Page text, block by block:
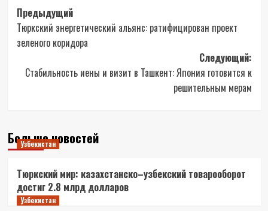
Навигация
записи
Предыдущий
Тюркский энергетический альянс: ратифицирован проект
зеленого коридора
Следующий:
Стабильность иены и визит в Ташкент: Япония готовится к
решительным мерам
Больше новостей
Узбекистан
Тюркский мир: казахстанско–узбекский товарооборот
достиг 2.8 млрд долларов
Узбекистан